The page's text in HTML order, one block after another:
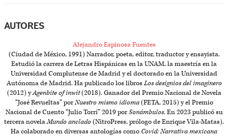
AUTORES
Alejandro Espinosa Fuentes
(Ciudad de México, 1991) Narrador, poeta, editor, traductor y ensayista.
Estudió la carrera de Letras Hispánicas en la UNAM, la maestría en la
Universidad Complutense de Madrid y el doctorado en la Universidad
Autónoma de Madrid. Ha publicado los librosLos designios del imaginero
(2012) yAgenbite of inwit(2018). Ganador del Premio Nacional de Novela
“José Revueltas” porNuestro mismo idioma(FETA, 2015) y el Premio
Nacional de Cuento “Julio Torri” 2019 porSonámbulos. En 2023 publicó su
tercera novelaMundo anclado(NitroPress, prólogo de Enrique Vila-Matas).
Ha colaborado en diversas antologías como Covid: Narrativa mexicana